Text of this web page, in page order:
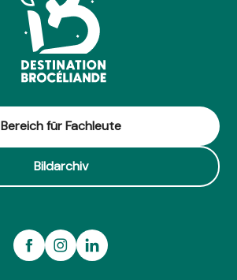
Bereich für Fachleute
Bildarchiv